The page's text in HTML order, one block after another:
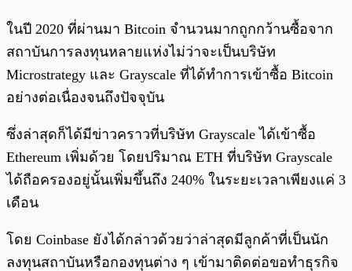
ในปี 2020 ที่ผ่านมา Bitcoin จำนวนมากถูกกว้านซื้อจาก
สถาบันการลงทุนหลายแห่งไม่ว่าจะเป็นบริษัท
Microstrategy และ Grayscale ที่ได้ทำการเข้าซื้อ Bitcoin
อย่างต่อเนื่องจนถึงปัจจุบัน
ซึ่งล่าสุดก็ได้มีข่าวคราวที่บริษัท Grayscale ได้เข้าซื้อ
Ethereum เพิ่มด้วย โดยปริมาณ ETH ที่บริษัท Grayscale
ได้ถือครองอยู่นั้นเพิ่มขึ้นถึง 240% ในระยะเวลาเพียงแค่ 3
เดือน
โดย Coinbase ยังได้กล่าวด้วยว่าล่าสุดมีลูกค้าที่เป็นนัก
ลงทุนสถาบันหรือกองทุนต่าง ๆ เข้ามาติดต่อขอทำธุรกิจ